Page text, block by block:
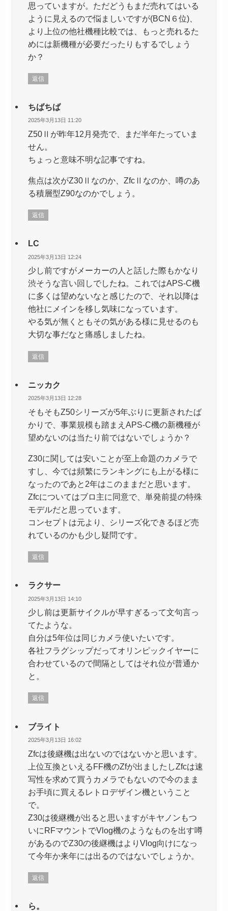
思っていますが。ただどうもまだ売れてはいる
ように見えるので悩ましいですが(BCN６位)、
より上位の他社機種比較では、もっと売れるた
めには新機種が必要だったりもするでしょう
か？
返信
ちばちば
2025年3月13日 11:20
Z50Ⅱが昨年12月発売で、まだ半年たっていま
せん。
ちょっと意味不明な記事ですね。
焦点は次がZ30Ⅱなのか、ZfcⅡなのか、噂のあ
る積層型Z90なのかでしょう。
返信
LC
2025年3月13日 12:24
少し前ですがメーカーの人と話した際もかなり
渋そうな言い回しでしたね。これではAPS-C機
に多くは望めないなと感じたので、それ以降は
他社にメインを移し気味になっています。
やる気が無くともその気がある様に見せるのも
大切な事だなと痛感しましたね。
返信
ニッカク
2025年3月13日 12:28
そもそもZ50シリーズが5年ぶりに更新されたば
かりで、事業規模も踏まえAPS-C機の新機種が
望めないのは当たり前ではないでしょうか？
Z30に関しては安いことが至上命題のカメラで
すし、今では頻繁にランキングにも上がる様に
なったのであと2年はこのままだと思います。
Zfcについてはブロ主に同意で、単発前提の特殊
モデルだと思っています。
コンセプトは元より、シリーズ化できるほど売
れているのかも少し疑問です。
返信
ラクサー
2025年3月13日 14:10
少し前は更新サイクルが早すぎるって文句言っ
てたような。
自分は5年位は同じカメラ使いたいです。
各社フラグシップだってオリンピックイヤーに
合わせているので間隔としてはそれ位が普通か
と。
返信
ブライト
2025年3月13日 16:02
Zfcは後継機は出ないのではないかと思います。
上位互換といえるFF機のZfが出ましたしZfcは速
写性を求めて買うカメラでもないので今のまま
お手頃に買えるレトロデザイン機ということ
で。
Z30は後継機が出ると思いますがキヤノンもつ
いにRFマウントでVlog機のようなものを出す噂
があるのでZ30の後継機はよりVlog向けになっ
て今年か来年には出るのではないでしょうか。
返信
ら。